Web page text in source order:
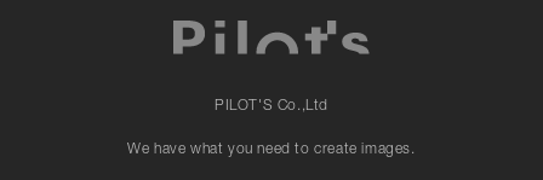
PILOT'S Co.,Ltd
We have what you need to create images.